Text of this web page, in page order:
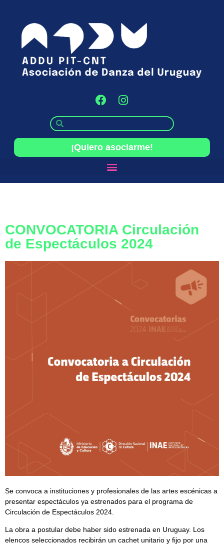
¡Quiero asociarme!
CONVOCATORIA Circulación
de Espectáculos 2024
Se convoca a instituciones y profesionales de las artes escénicas a
presentar espectáculos ya estrenados para el programa de
Circulación de Espectáculos 2024.
La obra a postular debe haber sido estrenada en Uruguay. Los
elencos seleccionados recibirán un cachet unitario y fijo por una